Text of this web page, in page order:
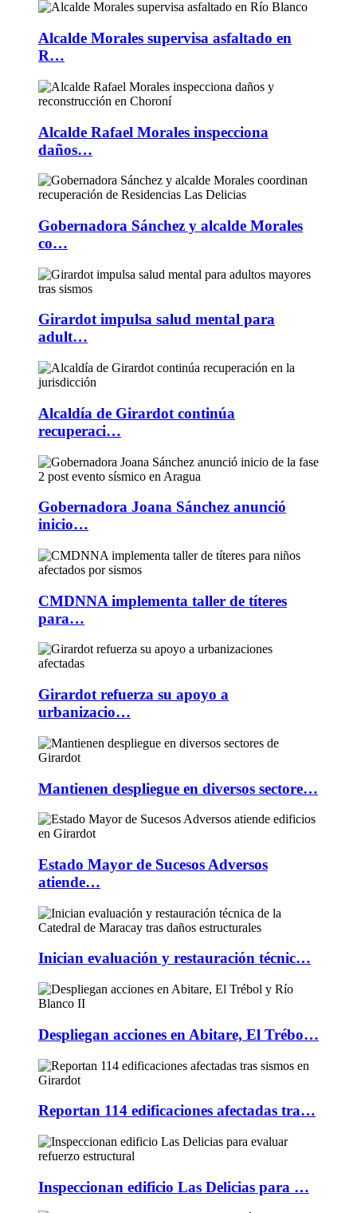
Alcalde Morales supervisa asfaltado en
R…
Alcalde Rafael Morales inspecciona
daños…
Gobernadora Sánchez y alcalde Morales
co…
Girardot impulsa salud mental para
adult…
Alcaldía de Girardot continúa
recuperaci…
Gobernadora Joana Sánchez anunció
inicio…
CMDNNA implementa taller de títeres
para…
Girardot refuerza su apoyo a
urbanizacio…
Mantienen despliegue en diversos sectore…
Estado Mayor de Sucesos Adversos
atiende…
Inician evaluación y restauración técnic…
Despliegan acciones en Abitare, El Trébo…
Reportan 114 edificaciones afectadas tra…
Inspeccionan edificio Las Delicias para …